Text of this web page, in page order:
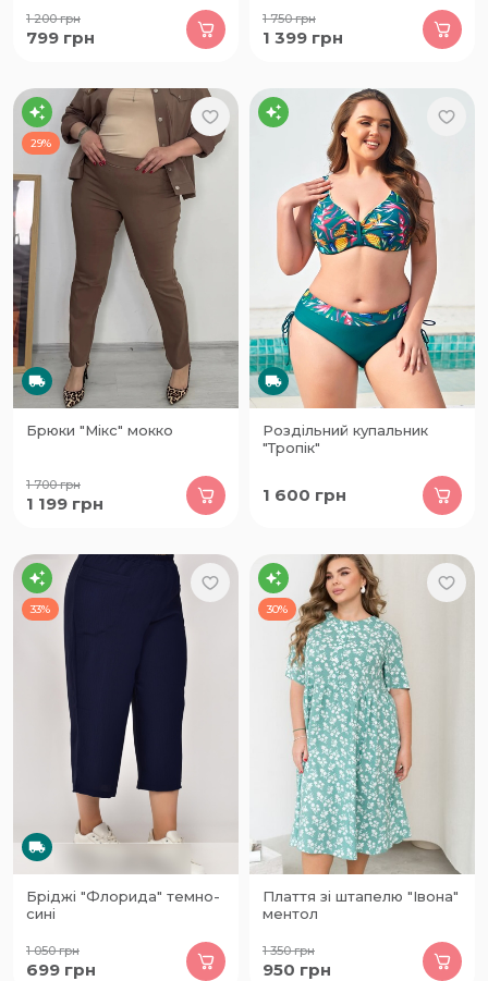
1 200грн
799 грн
1 750грн
1 399 грн
29%
Брюки "Мікс" мокко
1 700грн
1 199 грн
Роздільний купальник
"Тропік"
1 600 грн
33%
Бріджі "Флорида" темно-
сині
1 050грн
699 грн
30%
Плаття зі штапелю "Івона"
ментол
1 350грн
950 грн